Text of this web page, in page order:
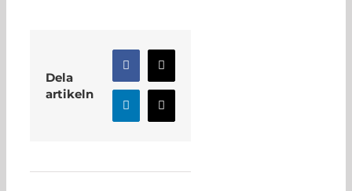
Dela
artikeln
Facebook
X
LinkedInE-
post